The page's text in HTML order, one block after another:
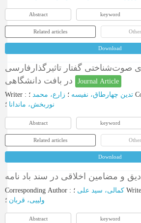
Abstract keyword
Related articles
Download
گفتار تاثیرگذارفارسی
Journal Article
Writer : تدین چهارطاق، نفیسه ؛ زارع، محمد
نوربخش، ماندانا ؛
Abstract keyword
Related articles
Download
Corresponding Author : کمالی، سید علی
ولییی، قربان ؛
Abstract keyword